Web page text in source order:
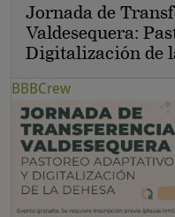
Jornada de
Valdesequera:
Digitalización de
BBBCrew